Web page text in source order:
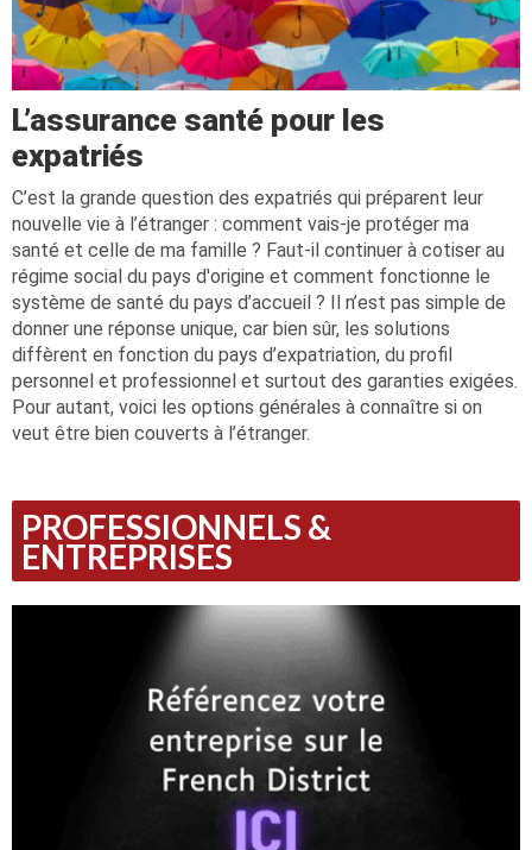
L’assurance santé pour les
expatriés
C’est la grande question des expatriés qui préparent leur
nouvelle vie à l’étranger : comment vais-je protéger ma
santé et celle de ma famille ? Faut-il continuer à cotiser au
régime social du pays d'origine et comment fonctionne le
système de santé du pays d’accueil ? Il n’est pas simple de
donner une réponse unique, car bien sûr, les solutions
diffèrent en fonction du pays d’expatriation, du profil
personnel et professionnel et surtout des garanties exigées.
Pour autant, voici les options générales à connaître si on
veut être bien couverts à l’étranger.
PROFESSIONNELS &
ENTREPRISES